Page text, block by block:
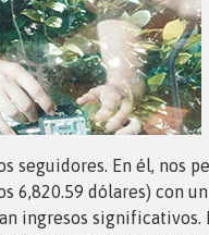
seguidores. En él,
6,820.59 dólares) con
ingresos